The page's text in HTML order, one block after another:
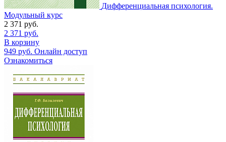
Дифференциальная психология.
Модульный курс
2 371 руб.
2 371 руб.
В корзину
949 руб. Онлайн доступ
Ознакомиться